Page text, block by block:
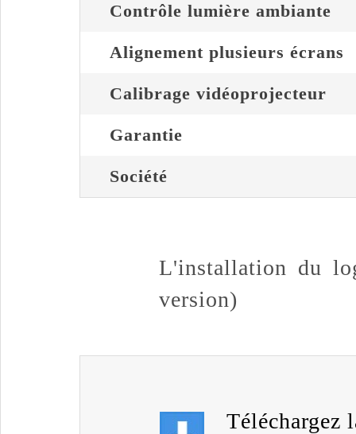
Contrôle lumière ambiante
Alignement plusieurs écrans
Calibrage vidéoprojecteur
Garantie
Société
L'installation du
version)
Téléchargez